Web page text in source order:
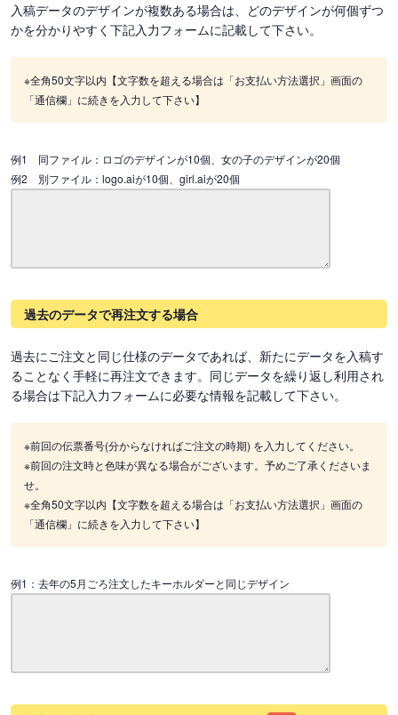
入稿データのデザインが複数ある場合は、どのデザインが何個ずつ
かを分かりやすく下記入力フォームに記載して下さい。
※全角50文字以内【文字数を超える場合は「お支払い方法選択」画面の
「通信欄」に続きを入力して下さい】
例1 同ファイル：ロゴのデザインが10個、女の子のデザインが20個
例2 別ファイル：logo.aiが10個、girl.aiが20個
過去のデータで再注文する場合
過去にご注文と同じ仕様のデータであれば、新たにデータを入稿す
ることなく手軽に再注文できます。同じデータを繰り返し利用され
る場合は下記入力フォームに必要な情報を記載して下さい。
※前回の伝票番号(分からなければご注文の時期) を入力してください。
※前回の注文時と色味が異なる場合がございます。予めご了承くださいま
せ。
※全角50文字以内【文字数を超える場合は「お支払い方法選択」画面の
「通信欄」に続きを入力して下さい】
例1：去年の5月ごろ注文したキーホルダーと同じデザイン